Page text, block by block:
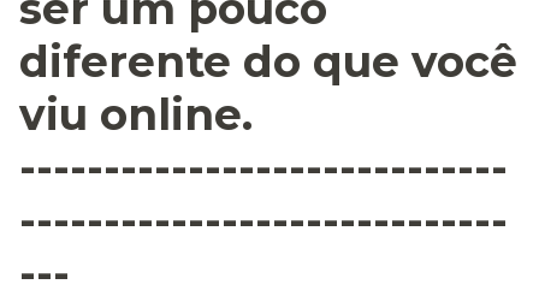
diferente do que você
viu online.
-----------------------------
-----------------------------
---